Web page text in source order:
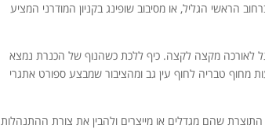
הראשי הגליל, או מסיבוב שופינג בקניון המודרני המציע
לאורכה מקצה לקצה. כיף ללכת כשהנוף של הכנרת נמצא
טבריה לחוף עין גב ומהציבור שמבצע ספורט אתגרי
שהם מגדלים או מייצרים ולהבין את צורת ההתנהלות